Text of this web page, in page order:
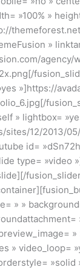
»100% »
»
agency/
»]https://
» lightbox=
12/2013/
id=
type= »video
» »
»
» video_loop=
»solid